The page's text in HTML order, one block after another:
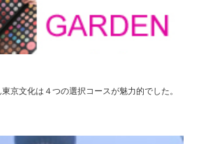
京文化は４つの選択コースが魅力的でした。